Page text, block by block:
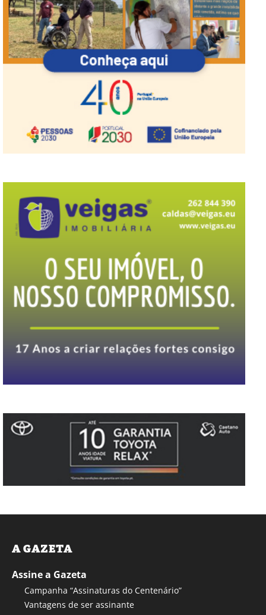
A GAZETA
Assine a Gazeta
Campanha “Assinaturas do Centenário”
Vantagens de ser assinante